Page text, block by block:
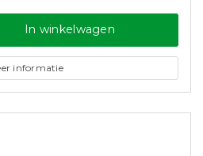
In winkelwagen
informatie